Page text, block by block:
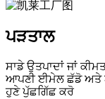
ਪੜਤਾਲ
ਸਾਡੇ ਉਤਪਾਦਾਂ ਜਾਂ
ਆਪਣੀ ਈਮੇਲ ਛੱਡੋ ਅਤੇ
ਹੁਣੇ ਪੁੱਛਗਿੱਛ ਕਰੋ